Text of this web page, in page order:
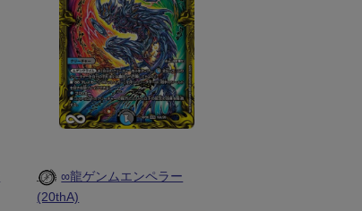
∞龍ゲンムエンペラー
(20thA)